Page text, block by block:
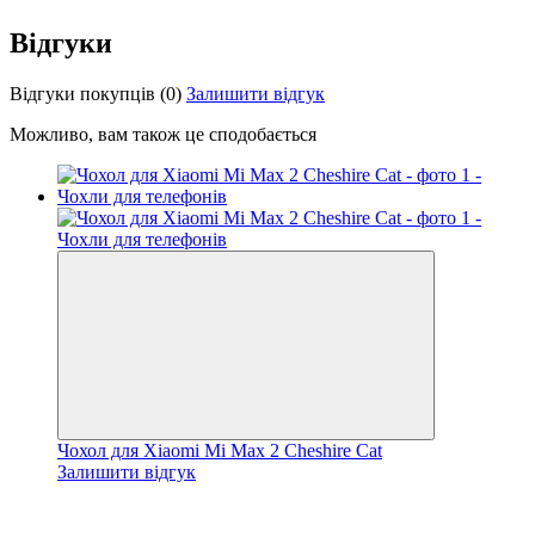
Відгуки
Відгуки покупців (0) Залишити відгук
Можливо, вам також це сподобається
Чохол для Xiaomi Mi Max 2 Cheshire Cat
Залишити відгук